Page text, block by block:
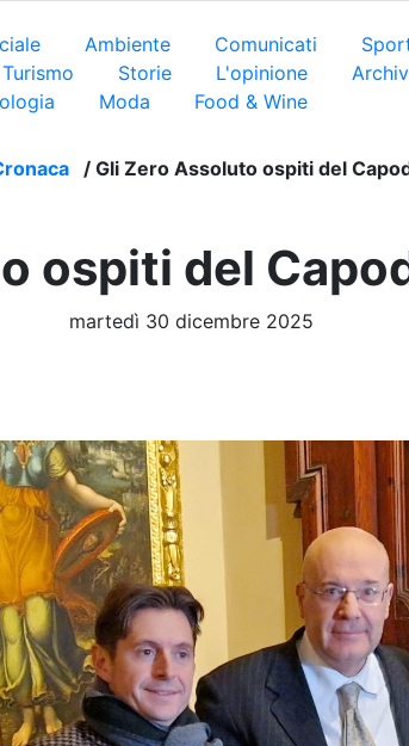
Ambiente Comunicati
Turismo Storie L'opinione
Moda Food & Wine
/ Gli Zero Assoluto ospiti del
ospiti del
martedì 30 dicembre 2025